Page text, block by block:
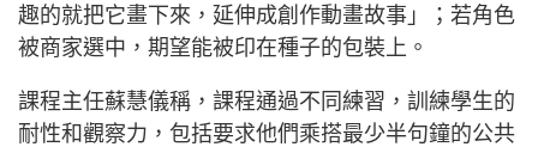
趣的就把它畫下來，延伸成創作動畫故事」；若角色
被商家選中，期望能被印在種子的包裝上。
課程主任蘇慧儀稱，課程通過不同練習，訓練學生的
耐性和觀察力，包括要求他們乘搭最少半句鐘的公共